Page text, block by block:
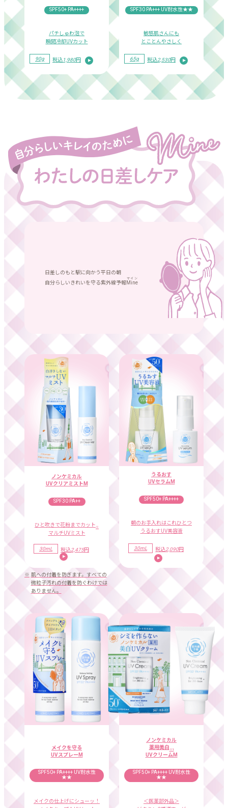
SPF50+ PA++++
パチしゅわ泡で
瞬間冷却UVカット
90g 税込1,980円
SPF30 PA+++ UV耐水性★★
敏感肌さんにも
とことんやさしく
65g 税込2,530円
日差しのもと 駅に向かう平日の朝
自分らしいきれいを守る紫外線予報Mine
マイン
ノンケミカル
UVクリアミストM
SPF30 PA++
ひと吹きで花粉までカット ※
マルチUVミスト
30mL 税込2,475円
※ 肌への付着を防ぎます。すべての
微粒子汚れの付着を防ぐわけでは
ありません。
うるおす
UVセラムM
SPF50+ PA++++
朝のお手入れはこれひとつ
うるおすUV美容液
30mL 税込2,090円
メイクを守る
UVスプレーM
SPF50+ PA++++ UV耐水性
★★
メイクの仕上げにシューッ！
ノンケミカル
薬用美白※1
UVクリームM
SPF50+ PA++++ UV耐水性
★★
＜医薬部外品＞